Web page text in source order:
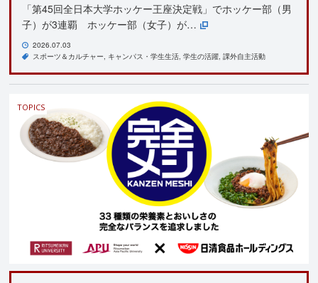
「第45回全日本大学ホッケー王座決定戦」でホッケー部（男
子）が3連覇 ホッケー部（女子）が…
2026.07.03
スポーツ＆カルチャー キャンパス・学生生活 学生の活躍 課外自主活動
TOPICS